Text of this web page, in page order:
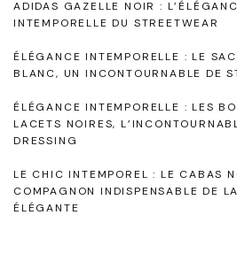
m
o
e
l
o
e
l
l
:
ADIDAS GAZELLE NOIR :
INTEMPORELLE DU STREETWEAR
ÉLÉGANCE INTEMPORELLE : LE
BLANC, UN INCONTOURNABLE DE
ÉLÉGANCE INTEMPORELLE : LES
LACETS NOIRES,
DRESSING
LE CHIC INTEMPOREL : LE CABAS
COMPAGNON INDISPENSABLE DE
ÉLÉGANTE